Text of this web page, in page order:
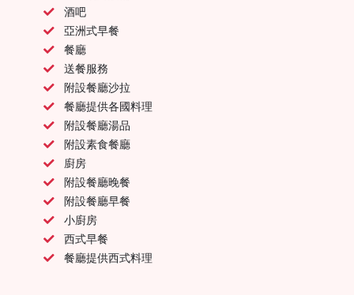
酒吧
亞洲式早餐
餐廳
送餐服務
附設餐廳沙拉
餐廳提供各國料理
附設餐廳湯品
附設素食餐廳
廚房
附設餐廳晚餐
附設餐廳早餐
小廚房
西式早餐
餐廳提供西式料理